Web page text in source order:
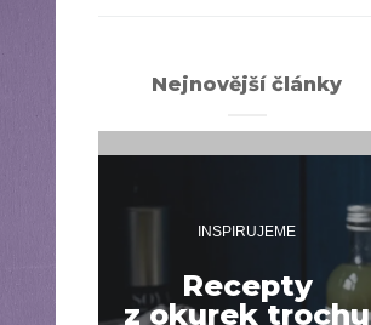
Nejnovější články
INSPIRUJEME
Recepty
z okurek trochu